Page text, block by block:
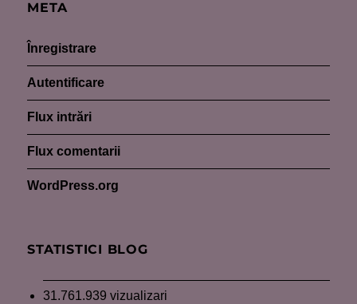
META
Înregistrare
Autentificare
Flux intrări
Flux comentarii
WordPress.org
STATISTICI BLOG
31.761.939 vizualizari